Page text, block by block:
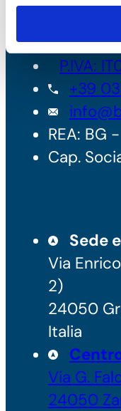
Bossong
P.IVA:
+39
REA: BG
Cap.
Sede
Via
2)
24050
Italia
Via G.
24050